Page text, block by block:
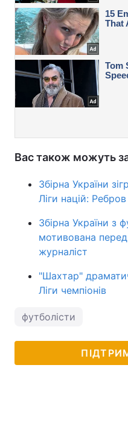
Вас також можуть
Збірна України
Ліги націй:
Збірна України з
мотивована
журналіст
"Шахтар"
Ліги чемпіонів
футболісти